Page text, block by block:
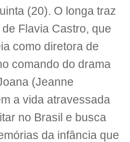
(20). O longa traz
Flavia Castro, que
como diretora de
comando do drama
(Jeanne
a vida atravessada
no Brasil e busca
da infância que